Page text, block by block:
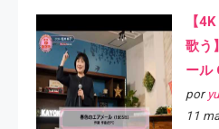
【
歌う
ール
por
11